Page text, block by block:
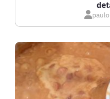
LANCHES
LASANHAS